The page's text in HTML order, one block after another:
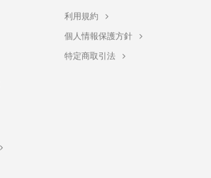
利用規約
個人情報保護方針
特定商取引法